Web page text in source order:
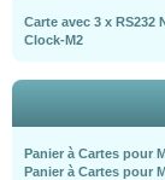
Carte avec 3 x RS232
Clock-M2
Panier à Cartes pour
Panier à Cartes pour